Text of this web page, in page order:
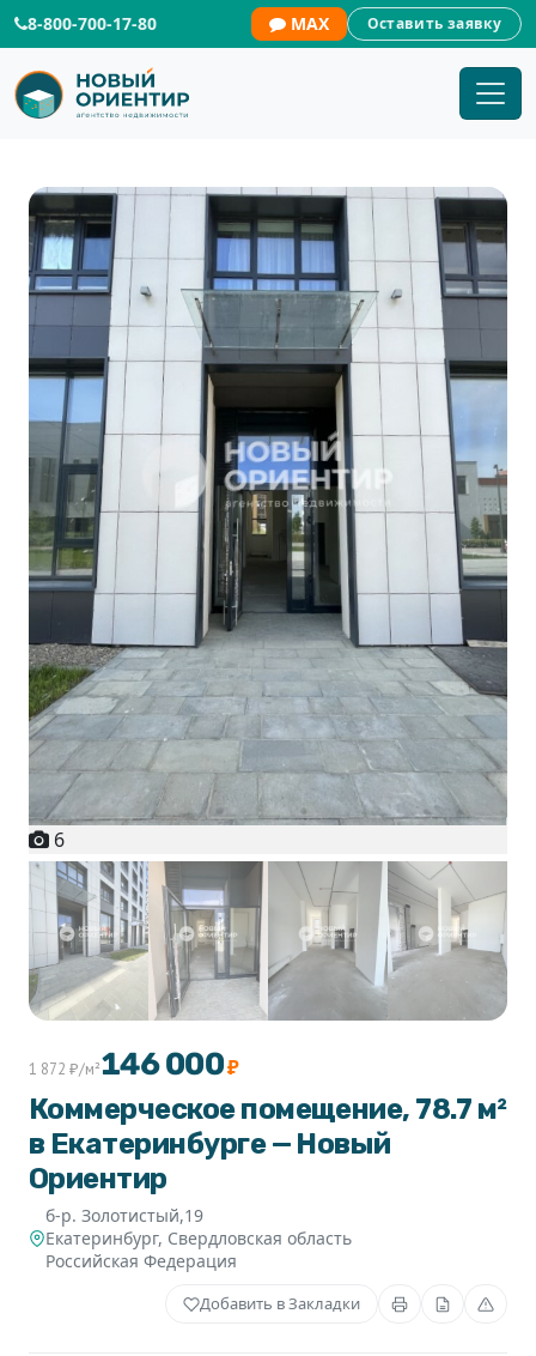
8-800-700-17-80 MAX Оставить заявку
6
Коммерческое помещение, 78.7 м²
в Екатеринбурге — Новый
Ориентир
б-р. Золотистый,19
Екатеринбург, Свердловская область
Российская Федерация
1 872 ₽/м²146 000₽
Добавить в Закладки